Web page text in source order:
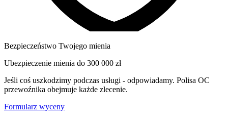
Bezpieczeństwo Twojego mienia
Ubezpieczenie mienia do 300 000 zł
Jeśli coś uszkodzimy podczas usługi - odpowiadamy. Polisa OC
przewoźnika obejmuje każde zlecenie.
Formularz wyceny